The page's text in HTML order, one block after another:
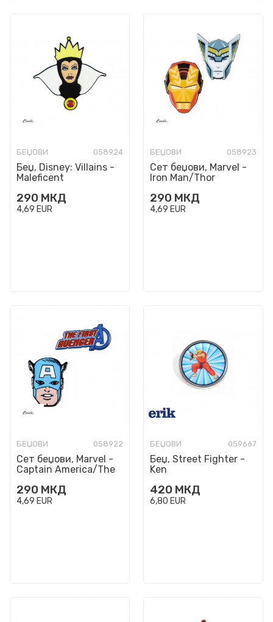
БЕЏОВИ 058924
Беџ, Disney: Villains -
Maleficent
290 МКД
4,69 EUR
БЕЏОВИ 058923
Сет беџови, Marvel -
Iron Man/Thor
290 МКД
4,69 EUR
БЕЏОВИ 058922
Сет беџови, Marvel -
Captain America/The
290 МКД
4,69 EUR
БЕЏОВИ 059667
Беџ, Street Fighter -
Ken
420 МКД
6,80 EUR